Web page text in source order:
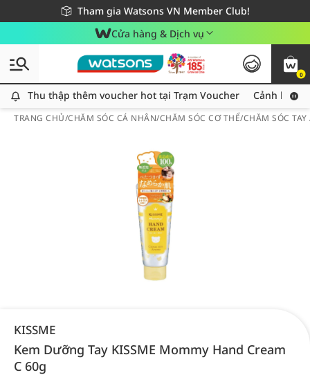
Tham gia Watsons VN Member Club!
Miễn phí giao hàng cho đơn hàng từ 249,000Đ
Giao hàng nhanh 24h - Áp dụng khu vực TP. Hồ Chí Minh
Cửa hàng & Dịch vụ
0
Thu thập thêm voucher hot tại Trạm Voucher
Thu thập thêm voucher hot tại Trạm Voucher Cảnh báo
TRANG CHỦ/CHĂM SÓC CÁ NHÂN/CHĂM SÓC CƠ THỂ/CHĂM SÓC
KISSME
Kem Dưỡng Tay KISSME Mommy Hand Cream
C 60g